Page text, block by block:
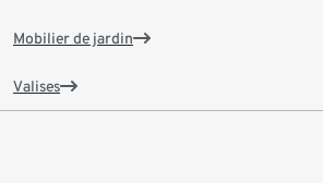
Mobilier de jardin
Valises